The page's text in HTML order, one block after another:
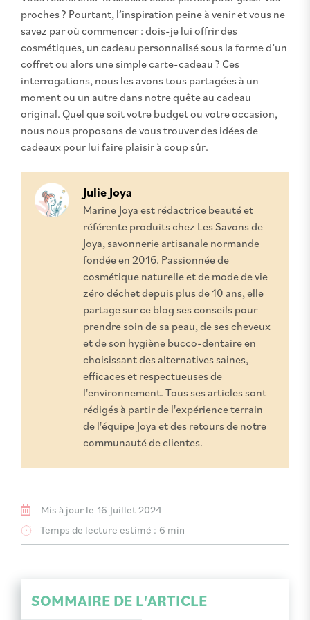
proches ? Pourtant, l’inspiration peine à venir et vous ne
savez par où commencer : dois-je lui offrir des
cosmétiques, un cadeau personnalisé sous la forme d’un
coffret ou alors une simple carte-cadeau ? Ces
interrogations, nous les avons tous partagées à un
moment ou un autre dans notre quête au cadeau
original. Quel que soit votre budget ou votre occasion,
nous nous proposons de vous trouver des idées de
cadeaux pour lui faire plaisir à coup sûr.
Julie Joya
Marine Joya est rédactrice beauté et
référente produits chez Les Savons de
Joya, savonnerie artisanale normande
fondée en 2016. Passionnée de
cosmétique naturelle et de mode de vie
zéro déchet depuis plus de 10 ans, elle
partage sur ce blog ses conseils pour
prendre soin de sa peau, de ses cheveux
et de son hygiène bucco-dentaire en
choisissant des alternatives saines,
efficaces et respectueuses de
l'environnement. Tous ses articles sont
rédigés à partir de l'expérience terrain
de l'équipe Joya et des retours de notre
communauté de clientes.
Mis à jour le 16 Juillet 2024
Temps de lecture estimé : 6 min
SOMMAIRE DE L'ARTICLE